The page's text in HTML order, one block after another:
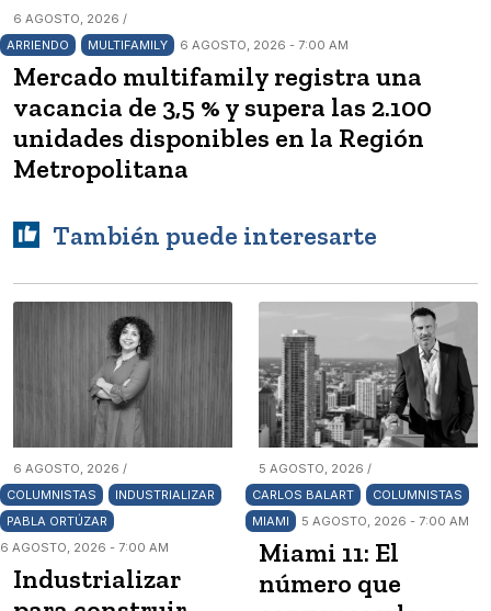
6 AGOSTO, 2026 /
ARRIENDO
MULTIFAMILY 6 AGOSTO, 2026 - 7:00 AM
Mercado multifamily registra una
vacancia de 3,5 % y supera las 2.100
unidades disponibles en la Región
Metropolitana
También puede interesarte
6 AGOSTO, 2026 /
COLUMNISTAS
INDUSTRIALIZAR
PABLA ORTÚZAR
6 AGOSTO, 2026 - 7:00 AM
Industrializar
5 AGOSTO, 2026 /
CARLOS BALART
COLUMNISTAS
MIAMI
5 AGOSTO, 2026 - 7:00 AM
Miami 11: El
número que